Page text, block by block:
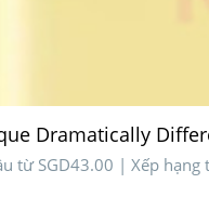
Dramatically
từ SGD43.00 | Xếp hạng